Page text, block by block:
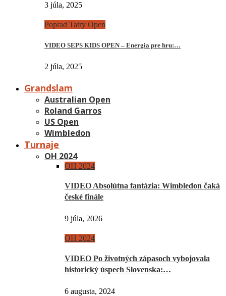
3 júla, 2025
Poprad Tatry Open
VIDEO SEPS KIDS OPEN – Energia pre hru:…
2 júla, 2025
Grandslam
Australian Open
Roland Garros
US Open
Wimbledon
Turnaje
OH 2024
OH 2024
VIDEO Absolútna fantázia: Wimbledon čaká
české finále
9 júla, 2026
OH 2024
VIDEO Po životných zápasoch vybojovala
historický úspech Slovenska:…
6 augusta, 2024